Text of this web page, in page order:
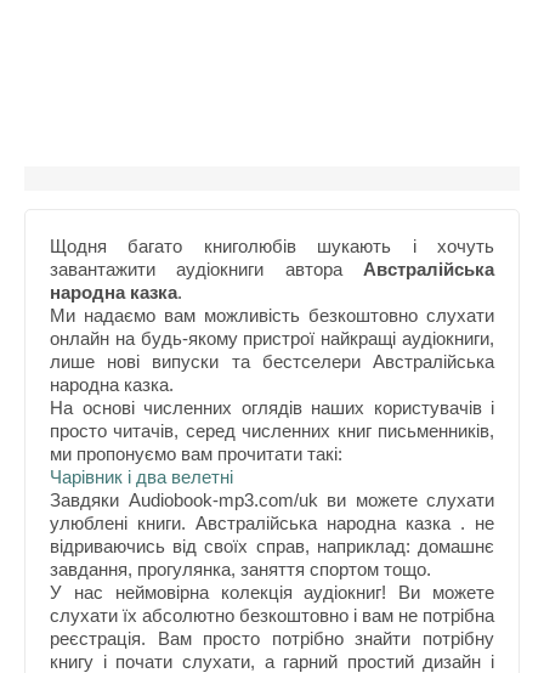
Щодня багато книголюбів шукають і хочуть
завантажити аудіокниги автора Австралійська
народна казка.
Ми надаємо вам можливість безкоштовно слухати
онлайн на будь-якому пристрої найкращі аудіокниги,
лише нові випуски та бестселери Австралійська
народна казка.
На основі численних оглядів наших користувачів і
просто читачів, серед численних книг письменників,
ми пропонуємо вам прочитати такі:
Чарівник і два велетні
Завдяки Audiobook-mp3.com/uk ви можете слухати
улюблені книги. Австралійська народна казка . не
відриваючись від своїх справ, наприклад: домашнє
завдання, прогулянка, заняття спортом тощо.
У нас неймовірна колекція аудіокниг! Ви можете
слухати їх абсолютно безкоштовно і вам не потрібна
реєстрація. Вам просто потрібно знайти потрібну
книгу і почати слухати, а гарний простий дизайн і